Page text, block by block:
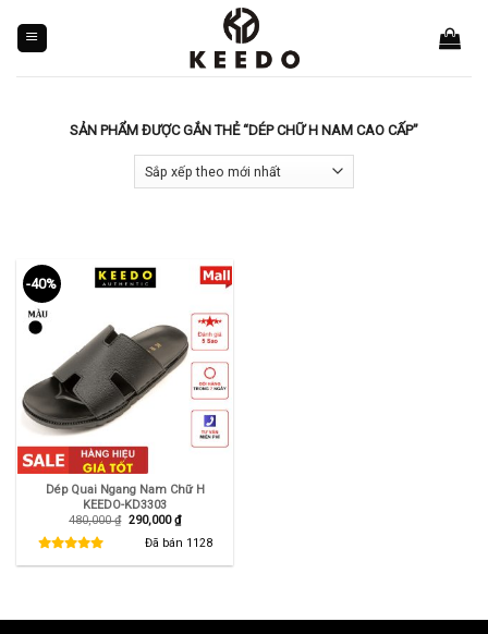
content
SẢN PHẨM ĐƯỢC GẮN THẺ “DÉP CHỮ H NAM CAO CẤP”
-40%
Dép Quai Ngang Nam Chữ H
KEEDO-KD3303
480,000₫ Giá
480,000 ₫.
290,000₫Giá
hiện
tại
là:
290,000 ₫.
Đã bán 1128